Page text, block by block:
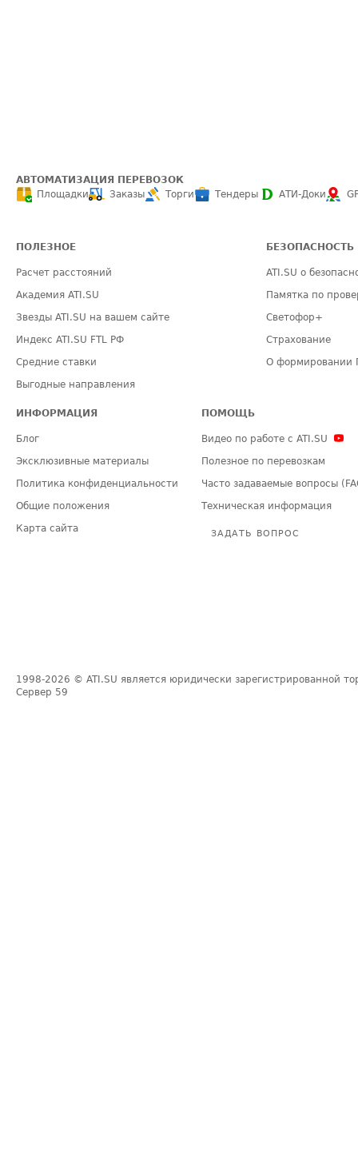
АВТОМАТИЗАЦИЯ ПЕРЕВОЗОК
Площадки
Заказы Торги Тендеры АТИ-Доки
ПОЛЕЗНОЕ
Расчет расстояний
Академия ATI.SU
Звезды ATI.SU на вашем сайте
Индекс ATI.SU FTL РФ
Средние ставки
Выгодные направления
БЕЗОПАСНОСТЬ
ATI.SU о
Памятка по
Светофор+
Страхование
О формировании
ИНФОРМАЦИЯ
Блог
Эксклюзивные материалы
Политика конфиденциальности
Общие положения
Карта сайта
ПОМОЩЬ
Видео по работе с ATI.SU
Полезное по перевозкам
Часто задаваемые вопросы
Техническая информация
ЗАДАТЬ ВОПРОС
1998-2026 © ATI.SU является юридически зарегистрированной
Сервер 59